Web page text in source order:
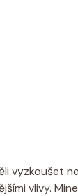
vyzkoušet
vlivy.